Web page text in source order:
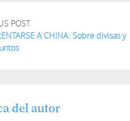
POST
A CHINA: Sobre divisas y
del autor